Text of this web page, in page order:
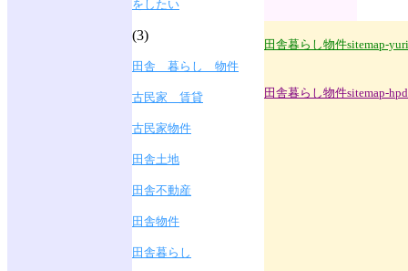
をしたい
(3)
田舎 暮らし 物件
古民家 賃貸
古民家物件
田舎土地
田舎不動産
田舎物件
田舎暮らし
田舎暮らし物件sitemap-
田舎暮らし物件sitemap-